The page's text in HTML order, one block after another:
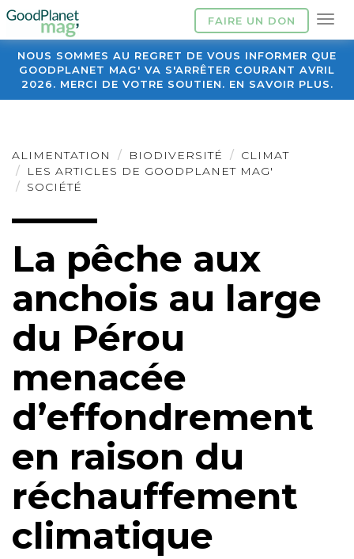
FAIRE UN DON
NOUS SOMMES AU REGRET DE VOUS INFORMER QUE
GOODPLANET MAG' VA S'ARRÊTER COURANT AVRIL
2026. MERCI DE VOTRE SOUTIEN. EN SAVOIR PLUS.
ALIMENTATION BIODIVERSITÉ
CLIMAT
LES ARTICLES DE GOODPLANET MAG'
SOCIÉTÉ
La pêche aux
anchois au large
du Pérou
menacée
d’effondrement
en raison du
réchauffement
climatique